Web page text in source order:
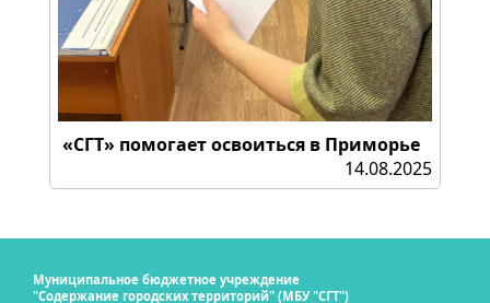
«СГТ» помогает освоиться в Приморье
14.08.2025
Муниципальное бюджетное учреждение
"Содержание городских территорий" (МБУ "СГТ")